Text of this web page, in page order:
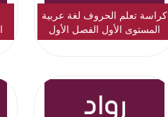
كراسة تعلم الحروف لغة عربية
المستوى الأول الفصل الأول